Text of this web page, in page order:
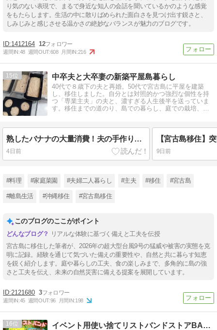
り気のない表現で、まるで身近な知人の会話を聞いているかのような感覚
をもたらします。生活の中に散りばめられた面白さを見つけ出す鋭さと、
しみじみと感じさせる温かさの絶妙なバランスが魅力のブログです。
1412164 12
週間IN:48 週間OUT:608 月間IN:216
15 中卒夫と大卒妻の新築平屋島暮らし
40代で８歳下の夫と再婚。50代で宮古島に平屋を建築
し、移住しました。自分とは対照的かつ強烈な個性を持
つ「専業主夫」の夫と、濃すぎる人生後半を送っていま
す。移住までの道のり、島での暮らし、庭での栽培、夫
熟したバナナの大量消費！夫の手作りケーキと、やっぱり手放せない「スリム冷凍庫」
4日前 9日前
#料理 #家庭菜園 #夫婦二人暮らし #主夫 #移住 #宮古島
#離島生活 #沖縄移住 #宮古島移住
このブログのここがポイント
リアルな体験に基づく備えと工夫を伝授
宮古島に移住した筆者が、2026年の超大型台風9号の猛威や被害の実態を克
明に記録。経験を通じて気づいた備えの重要性や、自然と共に暮らす知恵
を鋭く紹介します。庭や暮らしの工夫、食の楽しみまで、多角的に島の強
さと工夫を伝え、未来の自然災害に備える提案を展開しています。
2121680 3
週間IN:45 週間OUT:96 月間IN:198
16 イベント用使い捨てリストバンドストアBANDERS